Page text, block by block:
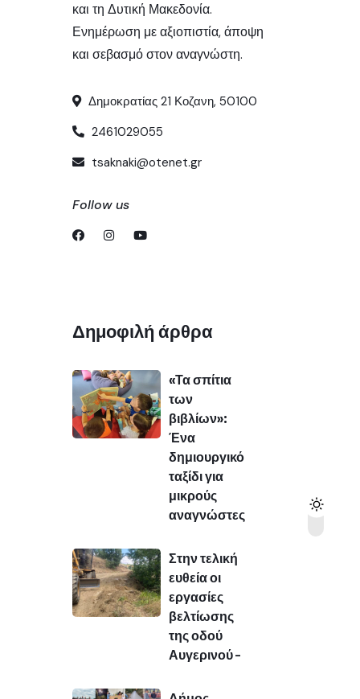
και τη Δυτική Μακεδονία.
Ενημέρωση με αξιοπιστία, άποψη
και σεβασμό στον αναγνώστη.
Δημοκρατίας 21 Κοζανη, 50100
2461029055
tsaknaki@otenet.gr
Follow us
Δημοφιλή άρθρα
«Τα σπίτια
των
βιβλίων»:
Ένα
δημιουργικό
ταξίδι για
μικρούς
αναγνώστες
Στην τελική
ευθεία οι
εργασίες
βελτίωσης
της οδού
Αυγερινού –